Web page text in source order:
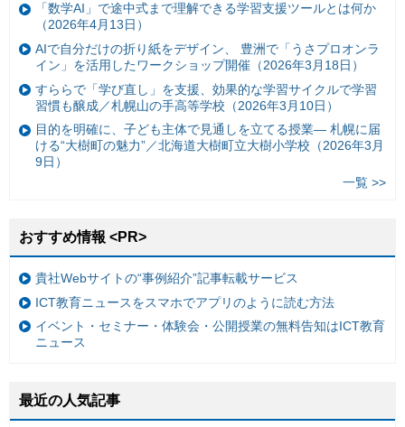
「数学AI」で途中式まで理解できる学習支援ツールとは何か
（2026年4月13日）
AIで自分だけの折り紙をデザイン、 豊洲で「うさプロオンラ
イン」を活用したワークショップ開催（2026年3月18日）
すららで「学び直し」を支援、効果的な学習サイクルで学習
習慣も醸成／札幌山の手高等学校（2026年3月10日）
目的を明確に、子ども主体で見通しを立てる授業— 札幌に届
ける“大樹町の魅力”／北海道大樹町立大樹小学校（2026年3月
9日）
一覧 >>
おすすめ情報 <PR>
貴社Webサイトの“事例紹介”記事転載サービス
ICT教育ニュースをスマホでアプリのように読む方法
イベント・セミナー・体験会・公開授業の無料告知はICT教育
ニュース
最近の人気記事